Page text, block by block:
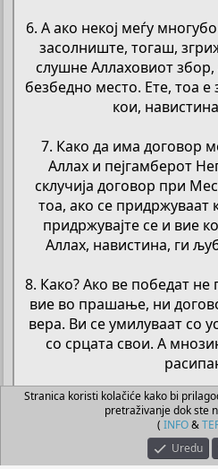
6. А ако некој меѓу
засолниште, тогаш,
слушне Аллаховиот
безбедно место. Ете, тоа е
кои,
7. Како да има договор
Аллах и пејгамберот
склучија договор при
тоа, ако се придржуваат
придржувајте се и вие
Аллах, навистина, ги
8. Како? Ако ве победат не
вие во прашање, ни
вера. Ви се умилуваат со
со срцата свои. А
9. Ги заменија ајетите
малку вреди и уште
Е, само колку е лошо
Stranica koristi kolačiće kako bi
pretraživanje dok ste
( INFO&
Uredu